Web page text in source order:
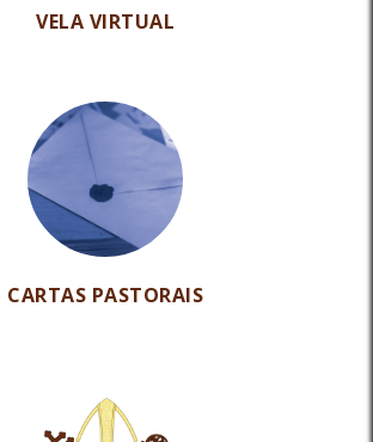
VELA VIRTUAL
CARTAS PASTORAIS